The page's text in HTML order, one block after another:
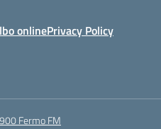
onlinePrivacy Policy
Fermo FM